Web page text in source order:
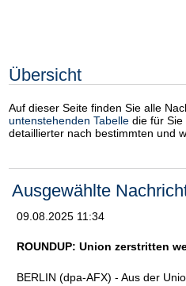
Übersicht
Auf dieser Seite finden Sie alle
untenstehenden Tabelle die für
detaillierter nach bestimmten und
Ausgewählte
09.08.2025 11:34
ROUNDUP: Union zerstritten
BERLIN (dpa-AFX) - Aus der